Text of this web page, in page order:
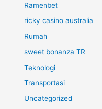
Ramenbet
ricky casino australia
Rumah
sweet bonanza TR
Teknologi
Transportasi
Uncategorized